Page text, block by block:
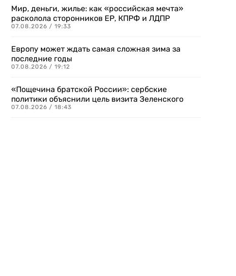
Мир, деньги, жилье: как «российская мечта»
расколола сторонников ЕР, КПРФ и ЛДПР
07.08.2026 / 19:33
Европу может ждать самая сложная зима за
последние годы
07.08.2026 / 19:12
«Пощечина братской России»: сербские
политики объяснили цель визита Зеленского
07.08.2026 / 18:43